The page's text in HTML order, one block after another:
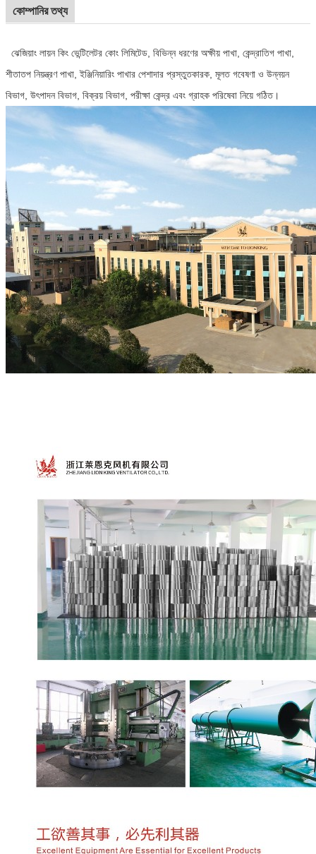
কোম্পানির তথ্য
ঝেজিয়াং লায়ন কিং ভেন্টিলেটর কোং লিমিটেড, বিভিন্ন ধরণের অক্ষীয় পাখা, কেন্দ্রাতিগ পাখা,
শীতাতপ নিয়ন্ত্রণ পাখা, ইঞ্জিনিয়ারিং পাখার পেশাদার প্রস্তুতকারক, মূলত গবেষণা ও উন্নয়ন
বিভাগ, উৎপাদন বিভাগ, বিক্রয় বিভাগ, পরীক্ষা কেন্দ্র এবং গ্রাহক পরিষেবা নিয়ে গঠিত।